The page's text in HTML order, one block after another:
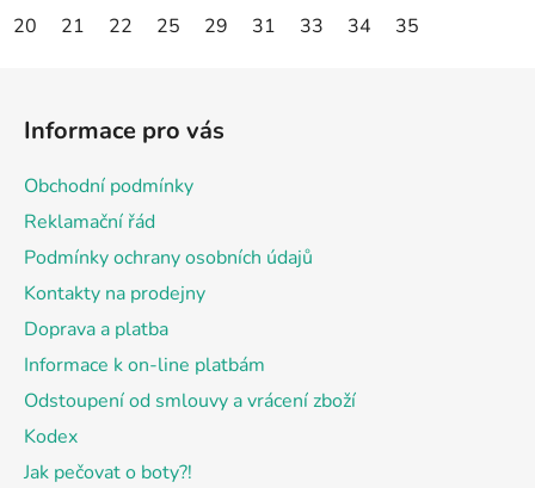
20 21 22 25 29 31 33 34 35
Informace pro vás
Obchodní podmínky
Reklamační řád
Podmínky ochrany osobních údajů
Kontakty na prodejny
Doprava a platba
Informace k on-line platbám
Odstoupení od smlouvy a vrácení zboží
Kodex
Jak pečovat o boty?!